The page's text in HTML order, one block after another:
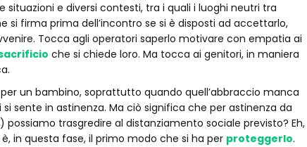
e diversi contesti, tra i quali i luoghi neutri tra
si firma prima dell’incontro se si è disposti ad accettarlo,
Tocca agli operatori saperlo motivare con empatia ai
che si chiede loro. Ma tocca ai genitori, in maniera
un bambino, soprattutto quando quell’abbraccio manca
sente in astinenza. Ma ciò significa che per astinenza da
trasgredire al distanziamento sociale previsto? Eh,
in questa fase, il primo modo che si ha per proteggerlo.